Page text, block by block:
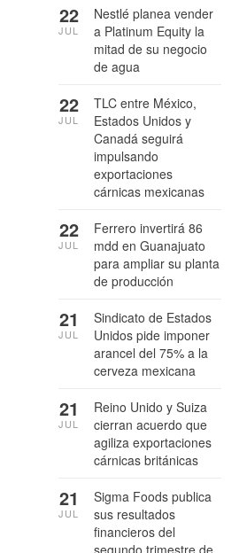
Nestlé planea vender
a Platinum Equity la
mitad de su negocio
de agua
22
JUL
TLC entre México,
Estados Unidos y
Canadá seguirá
impulsando
exportaciones
cárnicas mexicanas
22
JUL
Ferrero invertirá 86
mdd en Guanajuato
para ampliar su planta
de producción
22
JUL
Sindicato de Estados
Unidos pide imponer
arancel del 75% a la
cerveza mexicana
21
JUL
Reino Unido y Suiza
cierran acuerdo que
agiliza exportaciones
cárnicas británicas
21
JUL
Sigma Foods publica
sus resultados
financieros del
segundo trimestre de
21
JUL